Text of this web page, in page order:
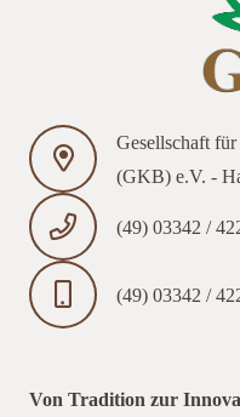
Gesellschaft
(GKB) e.V. -
(49) 03342 /
(49) 03342 /
Von Tradition zur